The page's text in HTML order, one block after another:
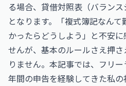
る場合、貸借対照表（バラン
となります。「複式簿記なん
かったらどうしよう」と不安
せんが、基本のルールさえ押
りません。本記事では、フリ
年間の申告を経験してきた私